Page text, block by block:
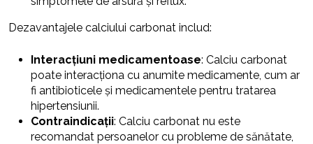
Dezavantajele calciului carbonat includ:
Interacțiuni medicamentoase: Calciu carbonat
poate interacționa cu anumite medicamente, cum ar
fi antibioticele și medicamentele pentru tratarea
hipertensiunii.
Contraindicații: Calciu carbonat nu este
recomandat persoanelor cu probleme de sănătate,